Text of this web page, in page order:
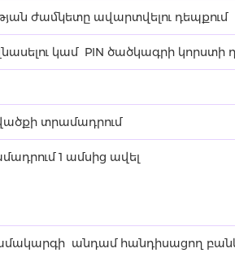
ժամկետը ավարտվելու դեպքում
կամ PIN ծածկագրի կորստի
տրամադրում
1 ամսից ավել
անդամ հանդիսացող